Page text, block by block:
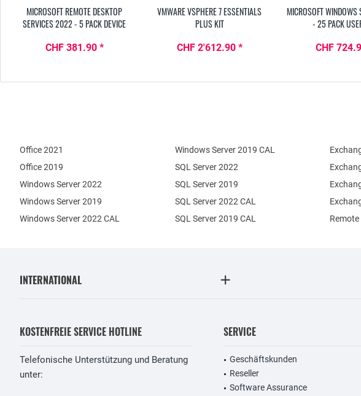
MICROSOFT REMOTE DESKTOP
SERVICES 2022 - 5 PACK DEVICE
CHF 381.90 *
VMWARE VSPHERE 7 ESSENTIALS
PLUS KIT
CHF 2'612.90 *
MICROSOFT
- 25 PACK
CHF
Office 2021
Office 2019
Windows Server 2022
Windows Server 2019
SQL Server 2022
SQL Server 2019
Windows Server 2022 CAL
Windows Server 2019 CAL
SQL Server 2022 CAL
SQL Server 2019 CAL
INTERNATIONAL
KOSTENFREIE SERVICE HOTLINE
Telefonische Unterstützung und Beratung
unter:
SERVICE
Geschäftskunden
Reseller
Software Assurance